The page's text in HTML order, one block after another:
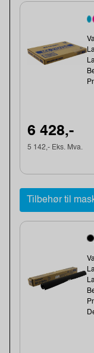
6 428,-
5 142,- Eks. Mva.
Tilbehør til